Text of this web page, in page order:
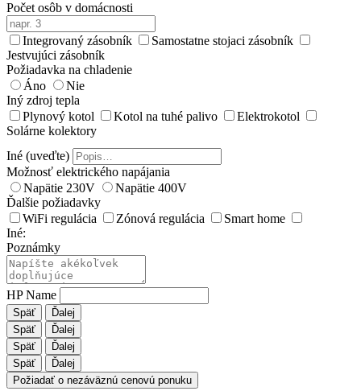
Počet osôb v domácnosti
Integrovaný zásobník
Samostatne stojaci zásobník
Jestvujúci zásobník
Požiadavka na chladenie
Áno
Nie
Iný zdroj tepla
Plynový kotol
Kotol na tuhé palivo
Elektrokotol
Solárne kolektory
Iné (uveďte)
Možnosť elektrického napájania
Napätie 230V
Napätie 400V
Ďalšie požiadavky
WiFi regulácia
Zónová regulácia
Smart home
Iné:
Poznámky
HP Name
Späť
Ďalej
Späť
Ďalej
Späť
Ďalej
Späť
Ďalej
Požiadať o nezáväznú cenovú ponuku